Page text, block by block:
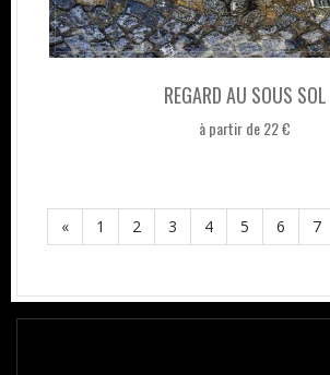
REGARD AU SOUS SOL
à partir de 22 €
« 1 2 3 4 5 6 7